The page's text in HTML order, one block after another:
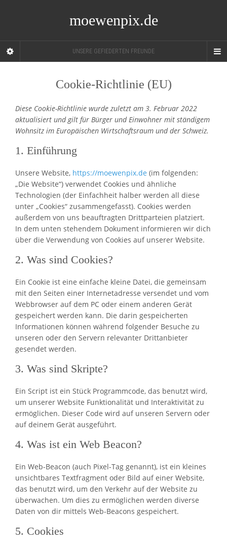
moewenpix.de
UNSERE GEFIEDERTEN FREUNDE
Cookie-Richtlinie (EU)
Diese Cookie-Richtlinie wurde zuletzt am 3. Februar 2022
aktualisiert und gilt für Bürger und Einwohner mit ständigem
Wohnsitz im Europäischen Wirtschaftsraum und der Schweiz.
1. Einführung
Unsere Website, https://moewenpix.de (im folgenden:
„Die Website“) verwendet Cookies und ähnliche
Technologien (der Einfachheit halber werden all diese
unter „Cookies“ zusammengefasst). Cookies werden
außerdem von uns beauftragten Drittparteien platziert.
In dem unten stehendem Dokument informieren wir dich
über die Verwendung von Cookies auf unserer Website.
2. Was sind Cookies?
Ein Cookie ist eine einfache kleine Datei, die gemeinsam
mit den Seiten einer Internetadresse versendet und vom
Webbrowser auf dem PC oder einem anderen Gerät
gespeichert werden kann. Die darin gespeicherten
Informationen können während folgender Besuche zu
unseren oder den Servern relevanter Drittanbieter
gesendet werden.
3. Was sind Skripte?
Ein Script ist ein Stück Programmcode, das benutzt wird,
um unserer Website Funktionalität und Interaktivität zu
ermöglichen. Dieser Code wird auf unseren Servern oder
auf deinem Gerät ausgeführt.
4. Was ist ein Web Beacon?
Ein Web-Beacon (auch Pixel-Tag genannt), ist ein kleines
unsichtbares Textfragment oder Bild auf einer Website,
das benutzt wird, um den Verkehr auf der Website zu
überwachen. Um dies zu ermöglichen werden diverse
Daten von dir mittels Web-Beacons gespeichert.
5. Cookies